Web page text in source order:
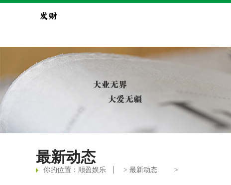
最新动态
你的位置： 顺盈娱乐 > 最新动态 >